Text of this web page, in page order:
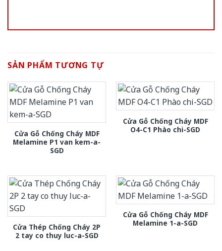
SẢN PHẨM TƯƠNG TỰ
Cửa Gỗ Chống Cháy MDF
Melamine P1 van kem-a-
SGD
Cửa Gỗ Chống Cháy MDF
O4-C1 Phào chi-SGD
Cửa Thép Chống Cháy 2P
2 tay co thuy luc-a-SGD
Cửa Gỗ Chống Cháy MDF
Melamine 1-a-SGD